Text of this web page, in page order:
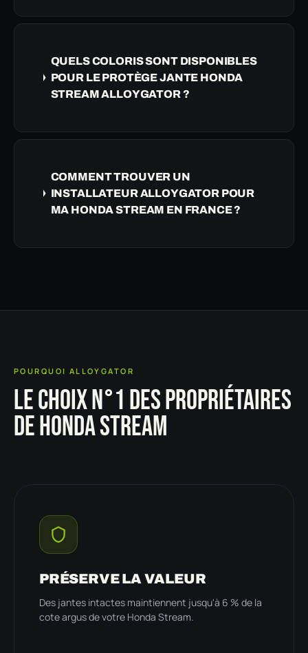
QUELS COLORIS SONT DISPONIBLES
POUR LE PROTÈGE JANTE HONDA
STREAM ALLOYGATOR ?
COMMENT TROUVER UN
INSTALLATEUR ALLOYGATOR POUR
MA HONDA STREAM EN FRANCE ?
POURQUOI ALLOYGATOR
LE CHOIX N°1 DES PROPRIÉTAIRES
DE HONDA STREAM
PRÉSERVE LA VALEUR
Des jantes intactes maintiennent jusqu'à 6 % de la
cote argus de votre Honda Stream.